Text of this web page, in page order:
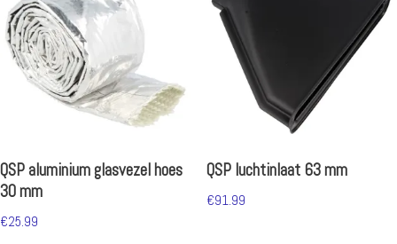
QSP aluminium glasvezel hoes
30 mm
€25.99
QSP luchtinlaat 63 mm
€91.99